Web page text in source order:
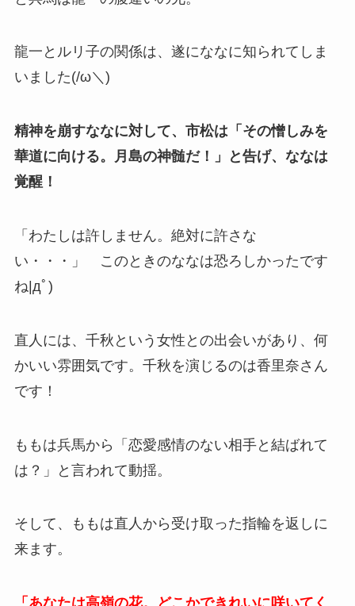
龍一とルリ子の関係は、遂にななに知られてしま
いました(/ω＼)
精神を崩すななに対して、市松は「その憎しみを
華道に向ける。月島の神髄だ！」と告げ、ななは
覚醒！
「わたしは許しません。絶対に許さな
い・・・」 このときのななは恐ろしかったです
ね|дﾟ)
直人には、千秋という女性との出会いがあり、何
かいい雰囲気です。千秋を演じるのは香里奈さん
です！
ももは兵馬から「恋愛感情のない相手と結ばれて
は？」と言われて動揺。
そして、ももは直人から受け取った指輪を返しに
来ます。